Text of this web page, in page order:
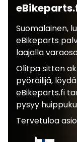
Suomalainen,
eBikeparts
laajalla
Olitpa sitten
pyöräilijä,
eBikeparts.fi
pysyy
Tervetuloa